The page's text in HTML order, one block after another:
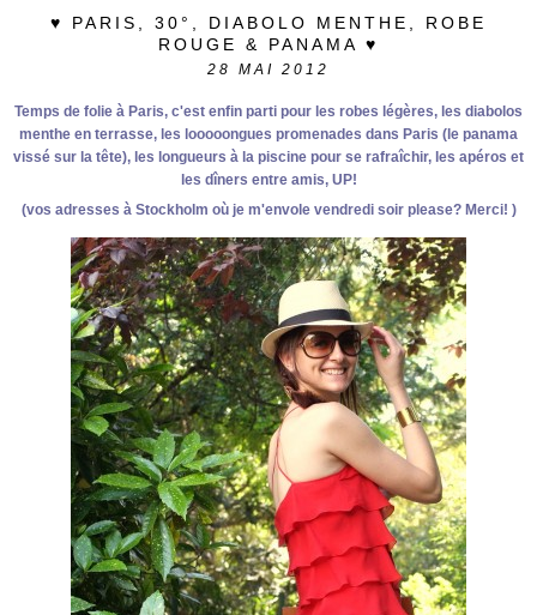
♥ PARIS, 30°, DIABOLO MENTHE, ROBE
ROUGE & PANAMA ♥
28 MAI 2012
Temps de folie à Paris, c'est enfin parti pour les robes légères, les diabolos
menthe en terrasse, les looooongues promenades dans Paris (le panama
vissé sur la tête), les longueurs à la piscine pour se rafraîchir, les apéros et
les dîners entre amis, UP!
(vos adresses à Stockholm où je m'envole vendredi soir please? Merci! )